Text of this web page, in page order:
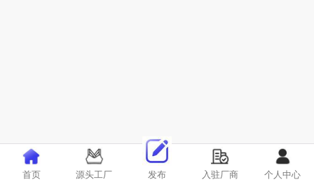
首页 源头工厂 发布 入驻厂商 个人中心